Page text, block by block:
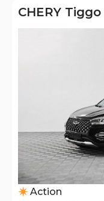
CHERY
Action